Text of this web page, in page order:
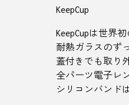
KeepCup
KeepCupは世界
耐熱ガラスのず
蓋付きでも取り
全パーツ電子レ
シリコンバンド